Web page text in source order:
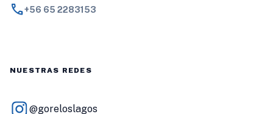
call+56 65 2283153
NUESTRAS REDES
@goreloslagos